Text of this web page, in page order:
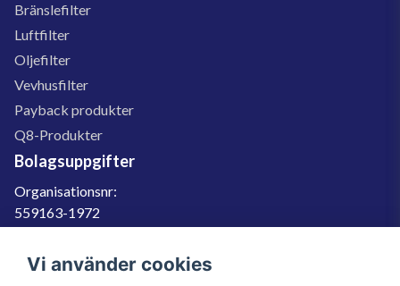
Bränslefilter
Luftfilter
Oljefilter
Vevhusfilter
Payback produkter
Q8-Produkter
Bolagsuppgifter
Organisationsnr:
559163-1972
SE559163197201
Vi använder cookies